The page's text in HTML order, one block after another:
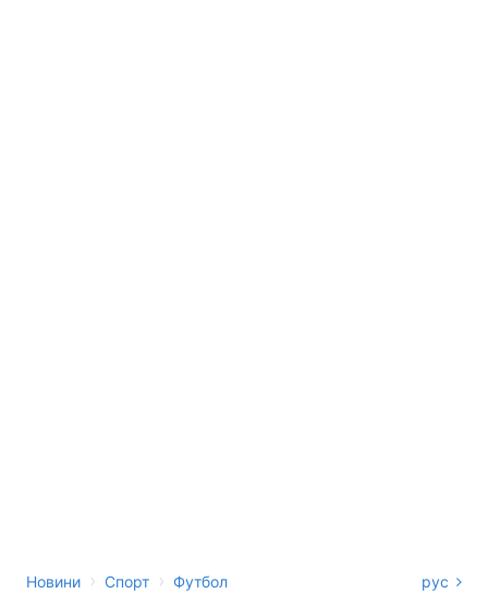
Новини › Спорт › Футбол рус